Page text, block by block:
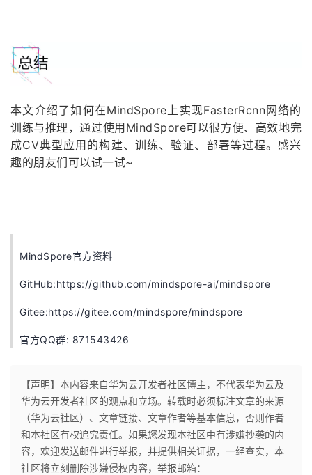
本文介绍了如何在MindSpore上实现FasterRcnn网络的
训练与推理，通过使用MindSpore可以很方便、高效地完
成CV典型应用的构建、训练、验证、部署等过程。感兴
趣的朋友们可以试一试~
MindSpore官方资料
GitHub:https://github.com/mindspore-ai/mindspore
Gitee:https://gitee.com/mindspore/mindspore
官方QQ群: 871543426
【声明】本内容来自华为云开发者社区博主，不代表华为云及
华为云开发者社区的观点和立场。转载时必须标注文章的来源
（华为云社区）、文章链接、文章作者等基本信息，否则作者
和本社区有权追究责任。如果您发现本社区中有涉嫌抄袭的内
容，欢迎发送邮件进行举报，并提供相关证据，一经查实，本
社区将立刻删除涉嫌侵权内容，举报邮箱：